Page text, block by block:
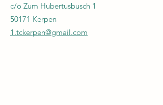
c/o Zum Hubertusbusch 1
50171 Kerpen
1.tckerpen@gmail.com